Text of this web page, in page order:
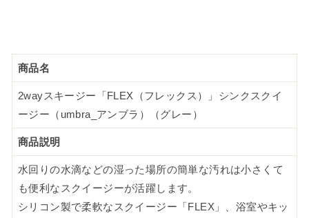
商品名
2wayスキージー「FLEX（フレックス）」シンクスクイ
ージー（umbra_アンブラ）（グレー）
商品説明
水回りの水滴などの湿った場所の簡単な汚れは小さくて
も便利なスクイージーが活躍します。
シリコン製で柔軟なスクイージー「FLEX」、浴室やキッ